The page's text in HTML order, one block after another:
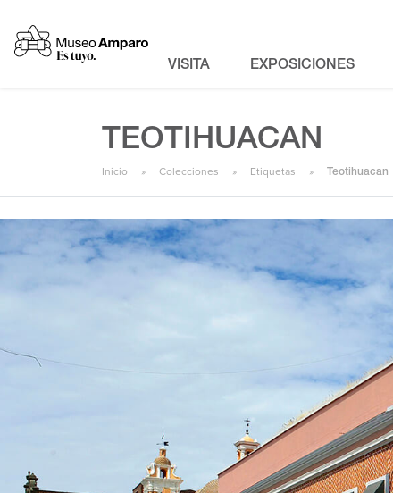
VISITA EXPOSICIONES
TEOTIHUACAN
Inicio Colecciones Etiquetas Teotihuacan